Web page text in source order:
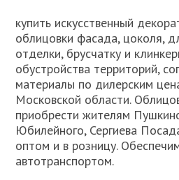
купить искусственный
облицовки фасада, цоколя,
отделки, брусчатку и
обустройства территорий,
материалы по дилерским
Московской области.
приобрести жителям
Юбилейного, Сергиева
оптом и в розницу.
автотранспортом.